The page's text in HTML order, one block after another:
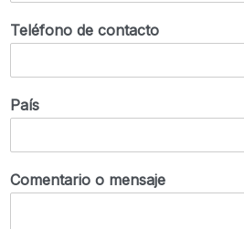
Teléfono de contacto
País
Comentario o mensaje